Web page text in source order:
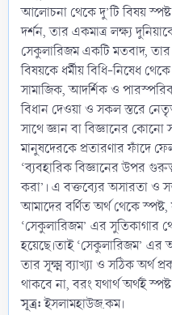
আলোচনা থেকে দু’টি বিষয়
দর্শন, তার একমাত্র লক্ষ্য
সেকুলারিজম একটি মতবাদ,
বিষয়কে ধর্মীয় বিধি-নিষেধ
সামাজিক, আদর্শিক ও
বিধান দেওয়া ও সকল স্তরে
সাথে জ্ঞান বা বিজ্ঞানের
মানুষদেরকে প্রতারণার ফাঁদে
‘ব্যবহারিক বিজ্ঞানের উপর
করা’। এ বক্তব্যের অসারতা
আমাদের বর্ণিত অর্থ থেকে
‘সেকুলারিজম’ এর সুতিকাগার
হয়েছে।তাই ‘সেকুলারিজম’ এর
তার সূক্ষ্ম ব্যাখ্যা ও সঠিক অর্থ
থাকবে না, বরং যথার্থ অর্থই
সূত্র:ইসলামহাউজ.কম।